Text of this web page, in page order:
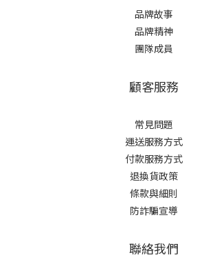
品牌故事
品牌精神
團隊成員
顧客服務
常見問題
運送服務方式
付款服務方式
退換貨政策
條款與細則
防詐騙宣導
聯絡我們